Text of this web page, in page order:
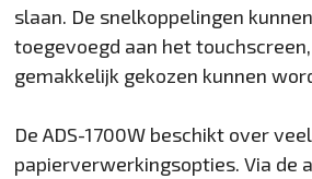
slaan. De snelkoppelingen
toegevoegd aan het
gemakkelijk gekozen kunnen
De ADS-1700W beschikt over
papierverwerkingsopties. Via de